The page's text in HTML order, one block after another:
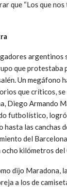
que “Los que
argentinos
que protestaba
Un megáfono
que críticos, se
Diego Armando
futbolístico,
las canchas
del
kilómetros del
dijo Maradona,
a los de